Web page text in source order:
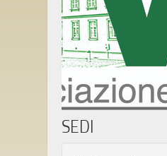
SEDI